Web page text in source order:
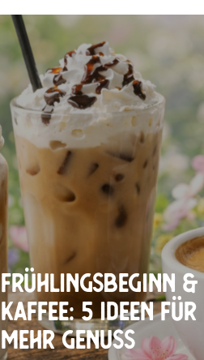
Frühlingsbeginn &
Kaffee: 5 Ideen für
mehr Genuss